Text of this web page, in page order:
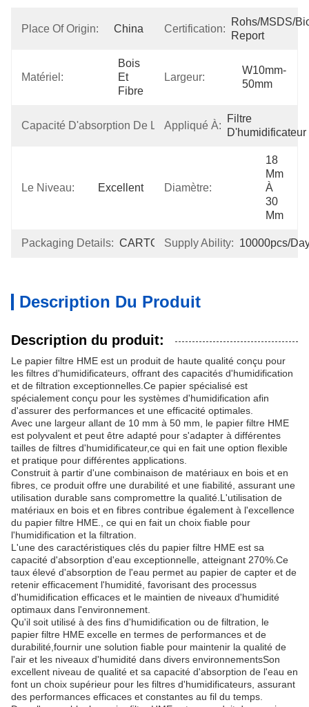
Place Of Origin: China Certification:
Rohs/MSDS/
Report
Matériel:
Bois
Et
Fibre
Largeur:
W10mm-
50mm
Capacité D'absorption De L'eau: 270%
Appliqué À:
Filtre
D'humidificateur
Le Niveau: Excellent Diamètre:
18
Mm
À
30
Mm
Packaging Details: CARTONSupply Ability: 10000pcs/
Description Du Produit
Description du produit:
Le papier filtre HME est un produit de haute qualité conçu pour
les filtres d'humidificateurs, offrant des capacités d'humidification
et de filtration exceptionnelles.Ce papier spécialisé est
spécialement conçu pour les systèmes d'humidification afin
d'assurer des performances et une efficacité optimales.
Avec une largeur allant de 10 mm à 50 mm, le papier filtre HME
est polyvalent et peut être adapté pour s'adapter à différentes
tailles de filtres d'humidificateur,ce qui en fait une option flexible
et pratique pour différentes applications.
Construit à partir d'une combinaison de matériaux en bois et en
fibres, ce produit offre une durabilité et une fiabilité, assurant une
utilisation durable sans compromettre la qualité.L'utilisation de
matériaux en bois et en fibres contribue également à l'excellence
du papier filtre HME., ce qui en fait un choix fiable pour
l'humidification et la filtration.
L'une des caractéristiques clés du papier filtre HME est sa
capacité d'absorption d'eau exceptionnelle, atteignant 270%.Ce
taux élevé d'absorption de l'eau permet au papier de capter et de
retenir efficacement l'humidité, favorisant des processus
d'humidification efficaces et le maintien de niveaux d'humidité
optimaux dans l'environnement.
Qu'il soit utilisé à des fins d'humidification ou de filtration, le
papier filtre HME excelle en termes de performances et de
durabilité,fournir une solution fiable pour maintenir la qualité de
l'air et les niveaux d'humidité dans divers environnementsSon
excellent niveau de qualité et sa capacité d'absorption de l'eau en
font un choix supérieur pour les filtres d'humidificateurs, assurant
des performances efficaces et constantes au fil du temps.